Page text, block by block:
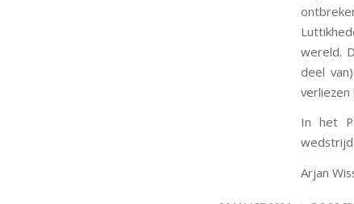
wereld.
deel
verliezen
In het
wedstrijd
Arjan